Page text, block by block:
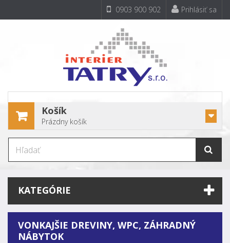
0903 900 902 Prihlásiť sa
Košík
Prázdny košík
KATEGÓRIE
VONKAJŠIE DREVINY, WPC, ZÁHRADNÝ
NÁBYTOK